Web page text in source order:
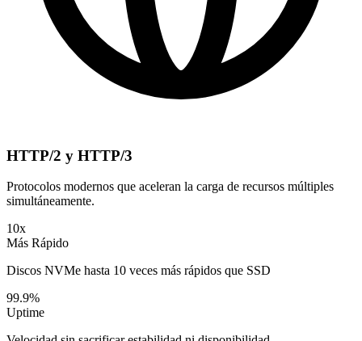
HTTP/2 y HTTP/3
Protocolos modernos que aceleran la carga de recursos múltiples
simultáneamente.
10x
Más Rápido
Discos NVMe hasta 10 veces más rápidos que SSD
99.9%
Uptime